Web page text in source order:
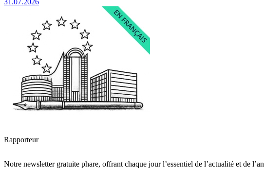
31.07.2026
Rapporteur
Notre newsletter gratuite phare, offrant chaque jour l’essentiel de l’actualité et de